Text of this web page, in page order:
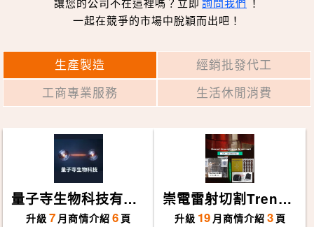
讓您的公司不在這裡嗎？立即 詢問我們
！
一起在競爭的市場中脫穎而出吧！
生產製造
經銷批發代工
工商專業服務
生活休閒消費
量子寺生物科技有限
公司
升級 7 月商情介紹 6 頁
崇電雷射切割TrendL
aser
升級 19 月商情介紹 3 頁